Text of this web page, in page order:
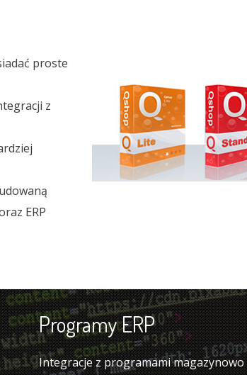
proste
z
ERP
Programy ERP
Integracje z programami magazynowo